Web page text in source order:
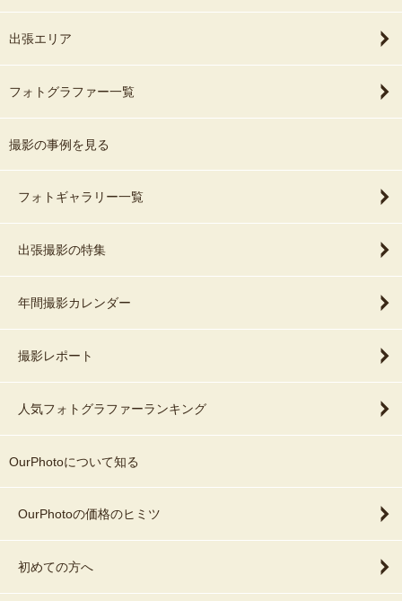
出張エリア
フォトグラファー一覧
撮影の事例を見る
フォトギャラリー一覧
出張撮影の特集
年間撮影カレンダー
撮影レポート
人気フォトグラファーランキング
OurPhotoについて知る
OurPhotoの価格のヒミツ
初めての方へ